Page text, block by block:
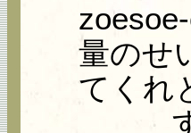
量のせ
てくれ
すづ